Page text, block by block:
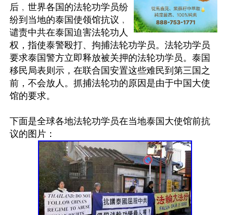
后﹐世界各国的法轮功学员纷
纷到当地的泰国使领馆抗议﹐
谴责中共在泰国迫害法轮功人
权，指使泰警殴打、拘捕法轮功学员。法轮功学员
要求泰国警方立即释放被关押的法轮功学员。泰国
移民局表则示，在联合国安置这些难民到第三国之
前，不会放人。抓捕法轮功的原因是由于中国大使
馆的要求。
下面是全球各地法轮功学员在当地泰国大使馆前抗